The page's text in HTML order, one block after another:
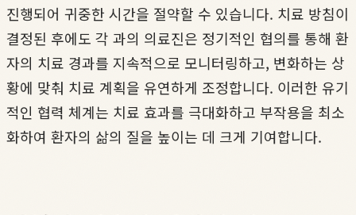
진행되어 귀중한 시간을 절약할 수 있습니다. 치료 방침이
결정된 후에도 각 과의 의료진은 정기적인 협의를 통해 환
자의 치료 경과를 지속적으로 모니터링하고, 변화하는 상
황에 맞춰 치료 계획을 유연하게 조정합니다. 이러한 유기
적인 협력 체계는 치료 효과를 극대화하고 부작용을 최소
화하여 환자의 삶의 질을 높이는 데 크게 기여합니다.